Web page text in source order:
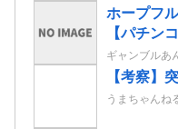
ホープフ
【パチン
ギャンブルあ
【考察】
うまちゃんね